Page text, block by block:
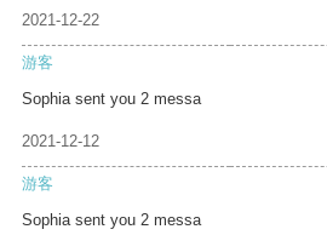
2021-12-22
游客
Sophia sent you 2 messa
2021-12-12
游客
Sophia sent you 2 messa